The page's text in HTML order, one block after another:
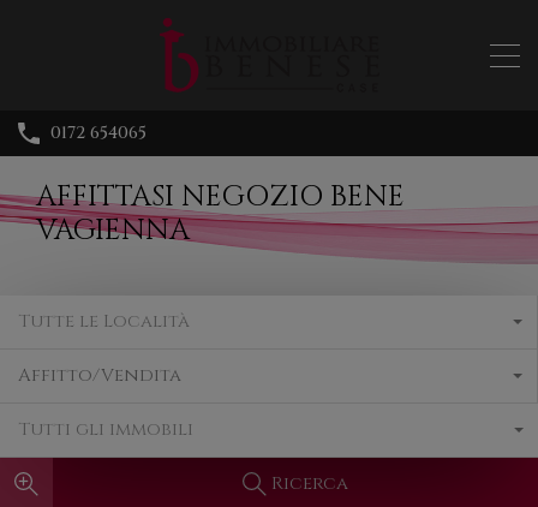
0172 654065
AFFITTASI NEGOZIO BENE
VAGIENNA
Tutte le Località
Affitto/Vendita
Tutti gli immobili
Ricerca